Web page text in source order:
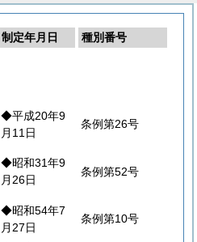
制定年月日
種別番号
◆平成20年9
月11日
条例第26号
◆昭和31年9
月26日
条例第52号
◆昭和54年7
月27日
条例第10号